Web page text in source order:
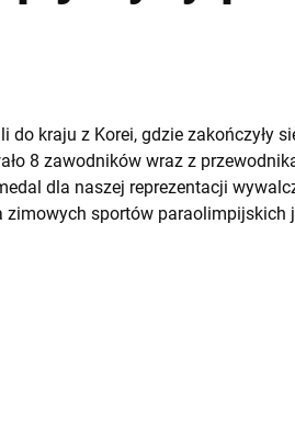
do kraju z Korei, gdzie zakończyły
8 zawodników wraz z
dla naszej reprezentacji
sportów paraolimpijskich